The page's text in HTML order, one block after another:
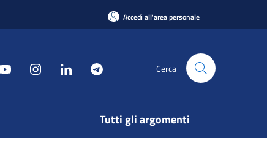
Accedi all'area personale
Cerca
Tutti gli argomenti